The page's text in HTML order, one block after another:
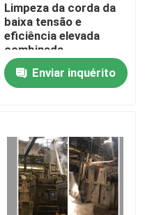
stenter
Limpeza da corda da
baixa tensão e
eficiência elevada
combinada
descoramento da
máquinaEnviar inquérito